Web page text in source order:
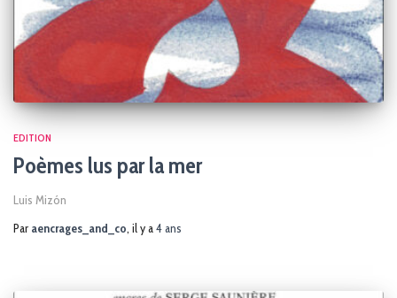
EDITION
Poèmes lus par la mer
Luis Mizón
Par aencrages_and_co, il y a4 ans